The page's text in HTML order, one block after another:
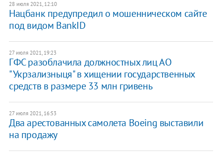
28 июля 2021, 12:10
Нацбанк предупредил о мошенническом сайте
под видом BankID
27 июля 2021, 19:23
ГФС разоблачила должностных лиц АО
"Укрзализныця" в хищении государственных
средств в размере 33 млн гривень
27 июля 2021, 16:53
Два арестованных самолета Boeing выставили
на продажу